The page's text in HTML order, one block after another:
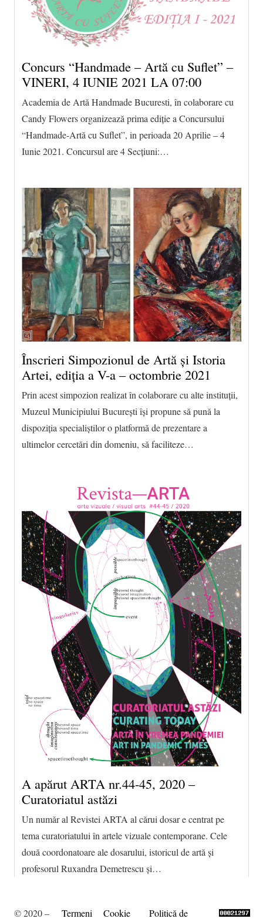
Concurs “Handmade – Artă cu Suflet” –
VINERI, 4 IUNIE 2021 LA 07:00
Academia de Artă Handmade Bucuresti, în colaborare cu
Candy Flowers organizează prima ediție a Concursului
“Handmade-Artă cu Suflet”, in perioada 20 Aprilie – 4
Iunie 2021. Concursul are 4 Secțiuni:…
Înscrieri Simpozionul de Artă și Istoria
Artei, ediția a V-a – octombrie 2021
Prin acest simpozion realizat în colaborare cu alte instituţii,
Muzeul Municipiului Bucureşti îşi propune să pună la
dispoziţia specialiştilor o platformă de prezentare a
ultimelor cercetări din domeniu, să faciliteze…
A apărut ARTA nr.44-45, 2020 –
Curatoriatul astăzi
Un număr al Revistei ARTA al cărui dosar e centrat pe
tema curatoriatului în artele vizuale contemporane. Cele
două coordonatoare ale dosarului, istoricul de artă și
profesorul Ruxandra Demetrescu și…
© 2020 – Termeni Cookie Politică de